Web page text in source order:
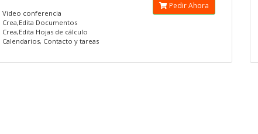
Video conferencia
Crea,Edita Documentos
Crea,Edita Hojas de cálculo
Calendarios, Contacto y tareas
Pedir Ahora